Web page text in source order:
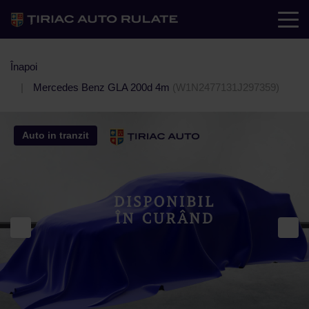
Înapoi
Mercedes Benz GLA 200d 4m (W1N2477131J297359)
Auto in tranzit